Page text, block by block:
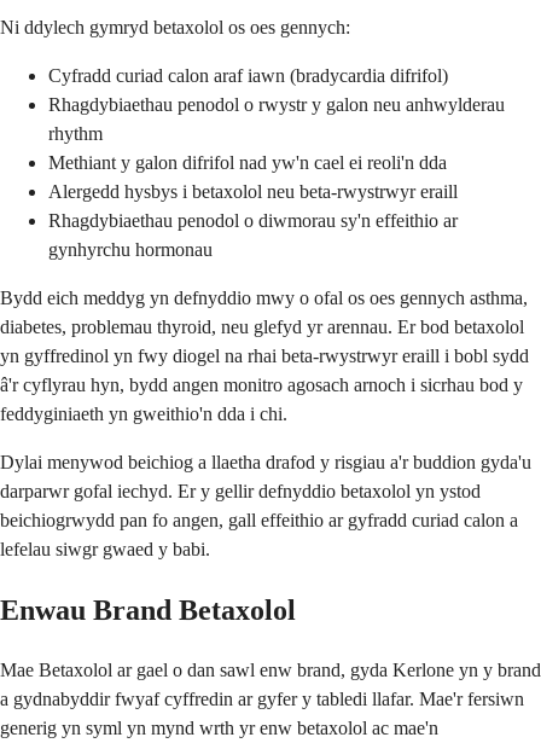
Ni ddylech gymryd betaxolol os oes gennych:
Cyfradd curiad calon araf iawn (bradycardia difrifol)
Rhagdybiaethau penodol o rwystr y galon neu anhwylderau
rhythm
Methiant y galon difrifol nad yw'n cael ei reoli'n dda
Alergedd hysbys i betaxolol neu beta-rwystrwyr eraill
Rhagdybiaethau penodol o diwmorau sy'n effeithio ar
gynhyrchu hormonau
Bydd eich meddyg yn defnyddio mwy o ofal os oes gennych asthma,
diabetes, problemau thyroid, neu glefyd yr arennau. Er bod betaxolol
yn gyffredinol yn fwy diogel na rhai beta-rwystrwyr eraill i bobl sydd
â'r cyflyrau hyn, bydd angen monitro agosach arnoch i sicrhau bod y
feddyginiaeth yn gweithio'n dda i chi.
Dylai menywod beichiog a llaetha drafod y risgiau a'r buddion gyda'u
darparwr gofal iechyd. Er y gellir defnyddio betaxolol yn ystod
beichiogrwydd pan fo angen, gall effeithio ar gyfradd curiad calon a
lefelau siwgr gwaed y babi.
Enwau Brand Betaxolol
Mae Betaxolol ar gael o dan sawl enw brand, gyda Kerlone yn y brand
a gydnabyddir fwyaf cyffredin ar gyfer y tabledi llafar. Mae'r fersiwn
generig yn syml yn mynd wrth yr enw betaxolol ac mae'n